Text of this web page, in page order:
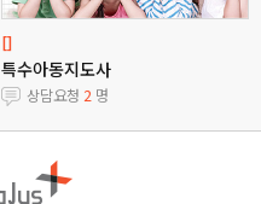
[]
특수아동지도사
상담요청 2 명